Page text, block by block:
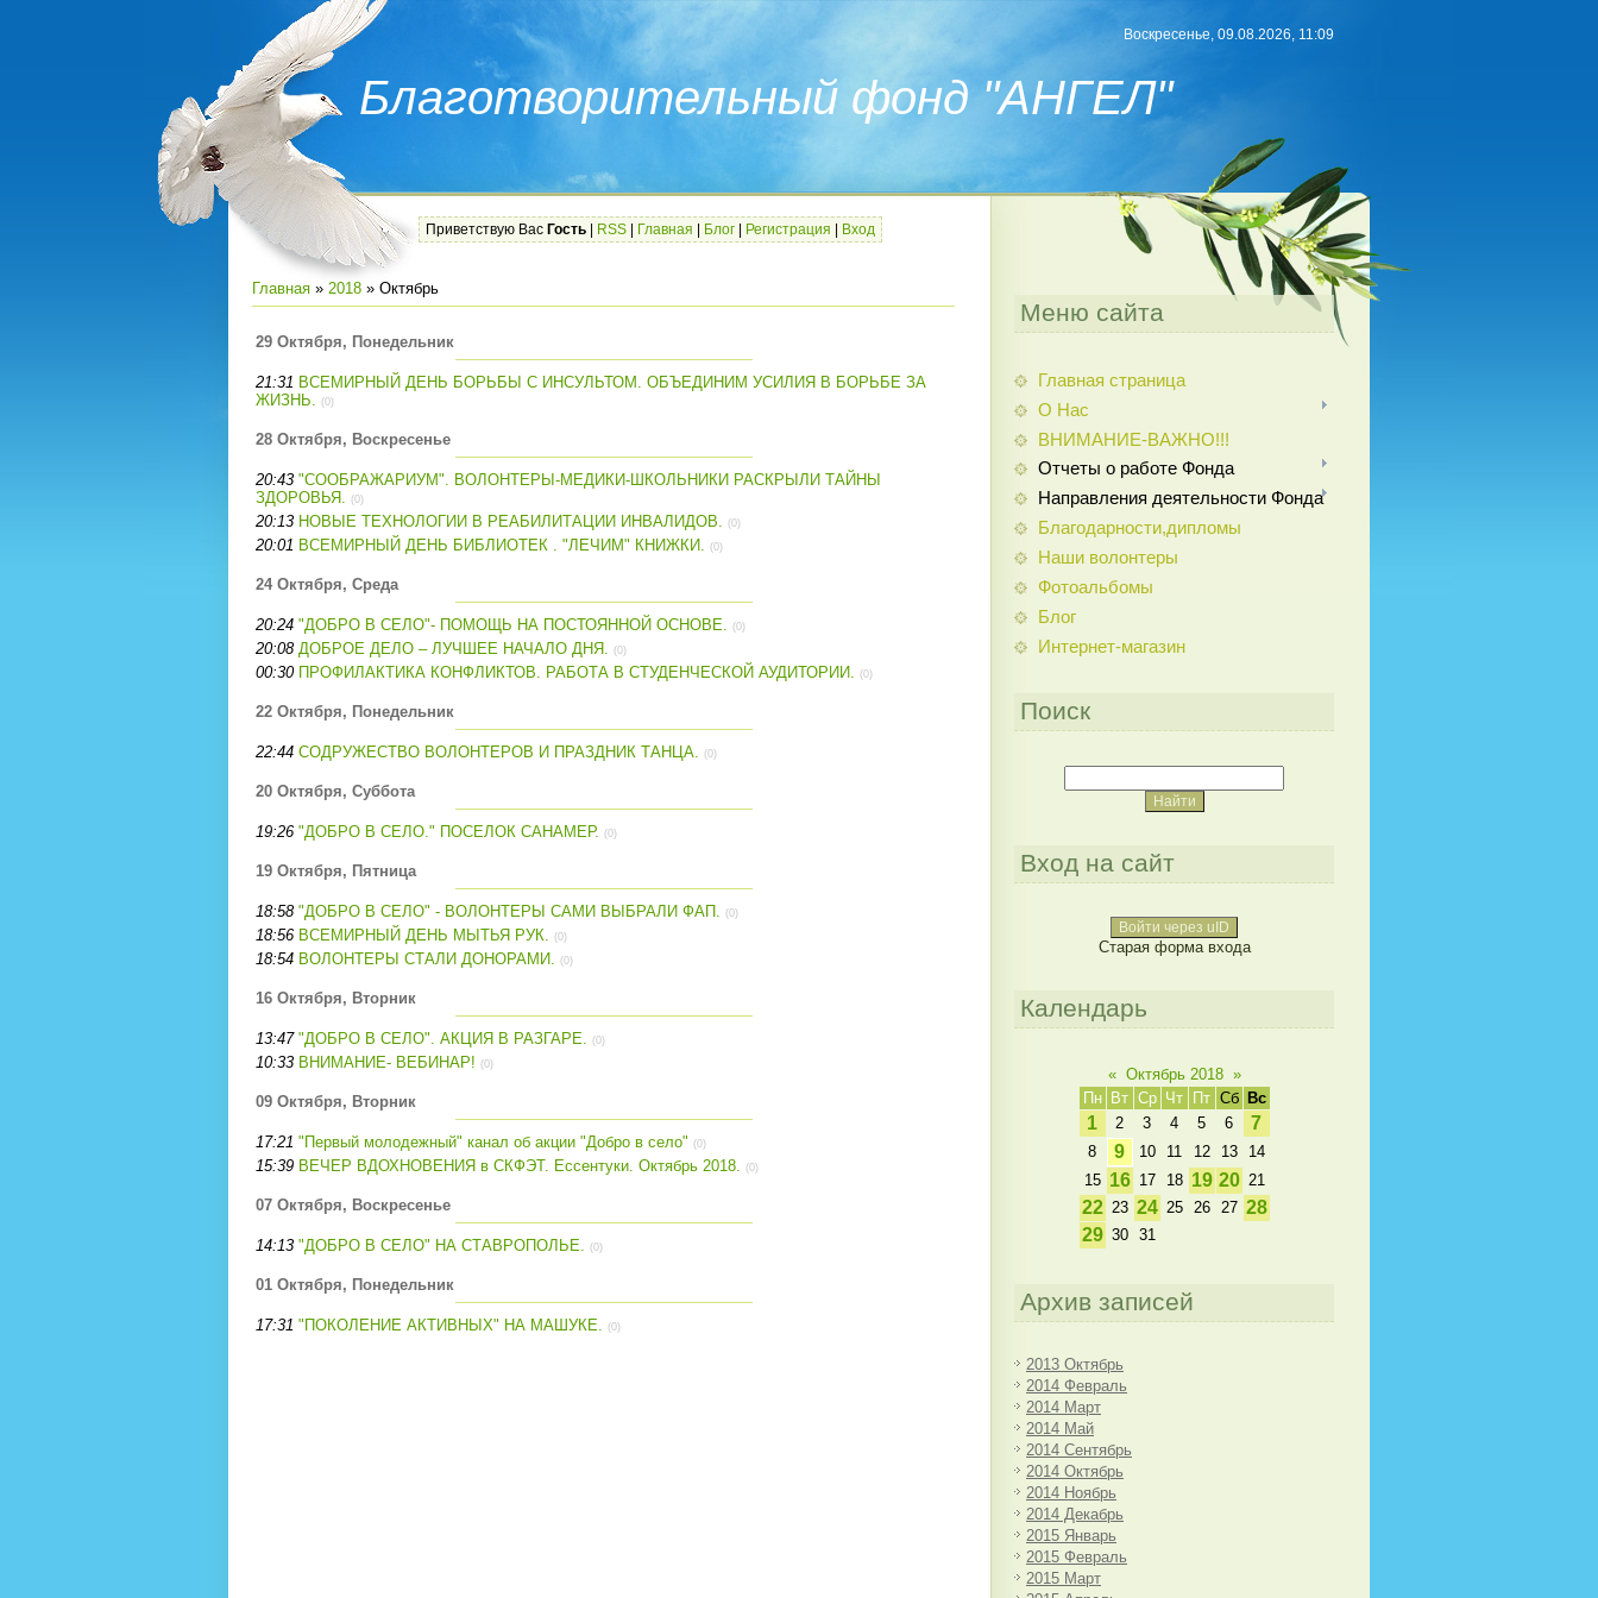
Благотворительный фонд "АНГЕЛ"
Воскресенье, 09.08.2026, 11:09
Приветствую Вас Гость RSS Главная Блог Регистрация Вход
Главная » 2018 » Октябрь
29 Октября, Понедельник
21:31 ВСЕМИРНЫЙ ДЕНЬ БОРЬБЫ С ИНСУЛЬТОМ. ОБЪЕДИНИМ УСИЛИЯ В БОРЬБЕ ЗА
ЖИЗНЬ. (0)
28 Октября, Воскресенье
20:43 "СООБРАЖАРИУМ". ВОЛОНТЕРЫ-МЕДИКИ-ШКОЛЬНИКИ РАСКРЫЛИ ТАЙНЫ
ЗДОРОВЬЯ. (0)
20:13 НОВЫЕ ТЕХНОЛОГИИ В РЕАБИЛИТАЦИИ ИНВАЛИДОВ. (0)
20:01 ВСЕМИРНЫЙ ДЕНЬ БИБЛИОТЕК . "ЛЕЧИМ" КНИЖКИ. (0)
24 Октября, Среда
20:24 "ДОБРО В СЕЛО"- ПОМОЩЬ НА ПОСТОЯННОЙ ОСНОВЕ. (0)
20:08 ДОБРОЕ ДЕЛО – ЛУЧШЕЕ НАЧАЛО ДНЯ. (0)
00:30 ПРОФИЛАКТИКА КОНФЛИКТОВ. РАБОТА В СТУДЕНЧЕСКОЙ АУДИТОРИИ. (0)
22 Октября, Понедельник
22:44 СОДРУЖЕСТВО ВОЛОНТЕРОВ И ПРАЗДНИК ТАНЦА. (0)
20 Октября, Суббота
19:26 "ДОБРО В СЕЛО." ПОСЕЛОК САНАМЕР. (0)
19 Октября, Пятница
18:58 "ДОБРО В СЕЛО" - ВОЛОНТЕРЫ САМИ ВЫБРАЛИ ФАП. (0)
18:56 ВСЕМИРНЫЙ ДЕНЬ МЫТЬЯ РУК. (0)
18:54 ВОЛОНТЕРЫ СТАЛИ ДОНОРАМИ. (0)
16 Октября, Вторник
13:47 "ДОБРО В СЕЛО". АКЦИЯ В РАЗГАРЕ. (0)
10:33 ВНИМАНИЕ- ВЕБИНАР! (0)
09 Октября, Вторник
17:21 "Первый молодежный" канал об акции "Добро в село" (0)
15:39 ВЕЧЕР ВДОХНОВЕНИЯ в СКФЭТ. Ессентуки. Октябрь 2018. (0)
07 Октября, Воскресенье
14:13 "ДОБРО В СЕЛО" НА СТАВРОПОЛЬЕ. (0)
01 Октября, Понедельник
17:31 "ПОКОЛЕНИЕ АКТИВНЫХ" НА МАШУКЕ. (0)
Меню сайта
Главная страница
О Нас
ВНИМАНИЕ-ВАЖНО!!!
Отчеты о работе Фонда
Направления деятельности Фонда
Благодарности,дипломы
Наши волонтеры
Фотоальбомы
Блог
Интернет-магазин
Поиск
Вход на сайт
Войти через uID
Старая форма входа
Календарь
« Октябрь 2018 »
Пн
Вт Ср Чт Пт Сб Вс
1 2 3 4 5 6 7
8 9 10 11 12 13
14
15 16 17 18 19 20 21
22 23 24 25 26 27 28
29 30 31
Архив записей
2013 Октябрь
2014 Февраль
2014 Март
2014 Май
2014 Сентябрь
2014 Октябрь
2014 Ноябрь
2014 Декабрь
2015 Январь
2015 Февраль
2015 Март